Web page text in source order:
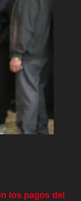
los pagos del